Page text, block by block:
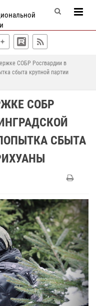
СОБР Росгвардии в
сбыта крупной партии
СОБР
СБЫТА